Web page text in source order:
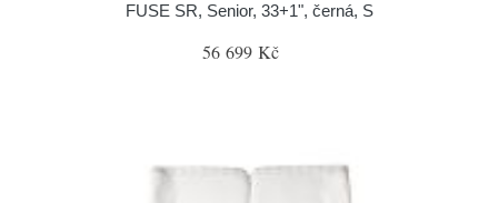
FUSE SR, Senior, 33+1", černá, S
56 699 Kč